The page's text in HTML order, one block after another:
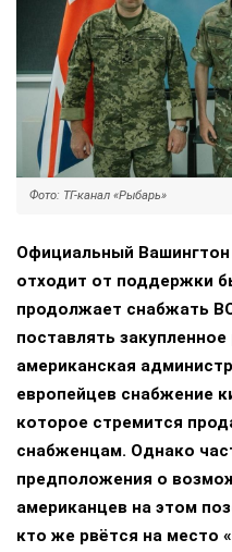
Фото: ТГ-канал «Рыбарь»
Официальный
отходит от поддержки
продолжает снабжать
поставлять
американская
европейцев снабжение
которое стремится
снабженцам. Однако
предположения о
американцев на этом
кто же рвётся на место